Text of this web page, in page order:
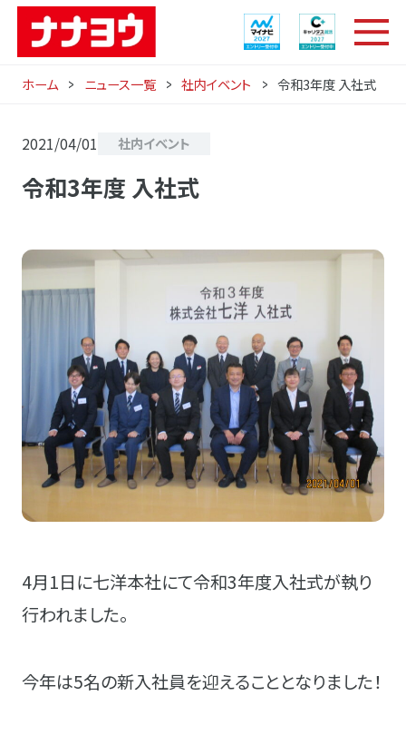
ホーム ニュース一覧 社内イベント 令和3年度 入社式
2021/04/01 社内イベント
令和3年度 入社式
4月1日に七洋本社にて令和3年度入社式が執り
行われました。
今年は5名の新入社員を迎えることとなりました！